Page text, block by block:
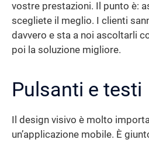
vostre prestazioni. Il punto è:
scegliete il meglio. I clienti
davvero e sta a noi ascoltarli
poi la soluzione migliore.
Pulsanti e testi
Il design visivo è molto
un’applicazione mobile. È